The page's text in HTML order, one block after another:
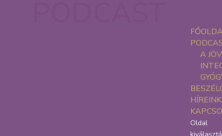
A
HÍREINK
Oldal